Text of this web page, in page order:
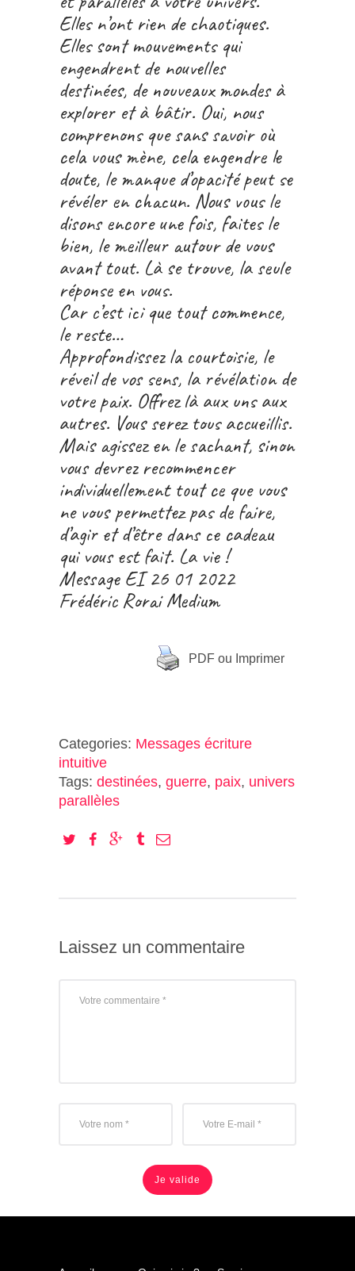
Elles n’ont rien de chaotiques.
Elles sont mouvements qui
engendrent de nouvelles
destinées, de nouveaux mondes à
explorer et à bâtir. Oui, nous
comprenons que sans savoir où
cela vous mène, cela engendre le
doute, le manque d’opacité peut se
révéler en chacun. Nous vous le
disons encore une fois, faites le
bien, le meilleur autour de vous
avant tout. Là se trouve, la seule
réponse en vous.
Car c’est ici que tout commence,
le reste…
Approfondissez la courtoisie, le
réveil de vos sens, la révélation de
votre paix. Offrez là aux uns aux
autres. Vous serez tous accueillis.
Mais agissez en le sachant, sinon
vous devrez recommencer
individuellement tout ce que vous
ne vous permettez pas de faire,
d’agir et d’être dans ce cadeau
qui vous est fait. La vie !
Message EI 26 01 2022
Frédéric Rorai Medium
PDF ou Imprimer
Categories: Messages écriture
intuitive
Tags: destinées, guerre, paix, univers
parallèles
Laissez un commentaire